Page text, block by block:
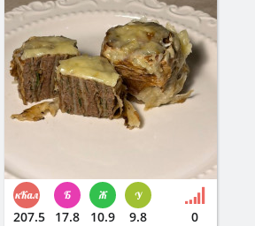
207.5 17.8 10.9 9.8 0